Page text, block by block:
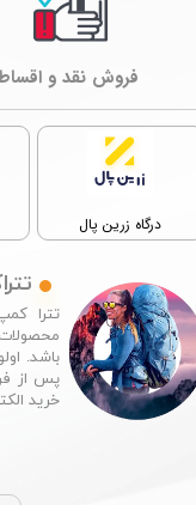
درگاه زرین پال
تترا
باشد.
پس از
خرید
فروش نقد و